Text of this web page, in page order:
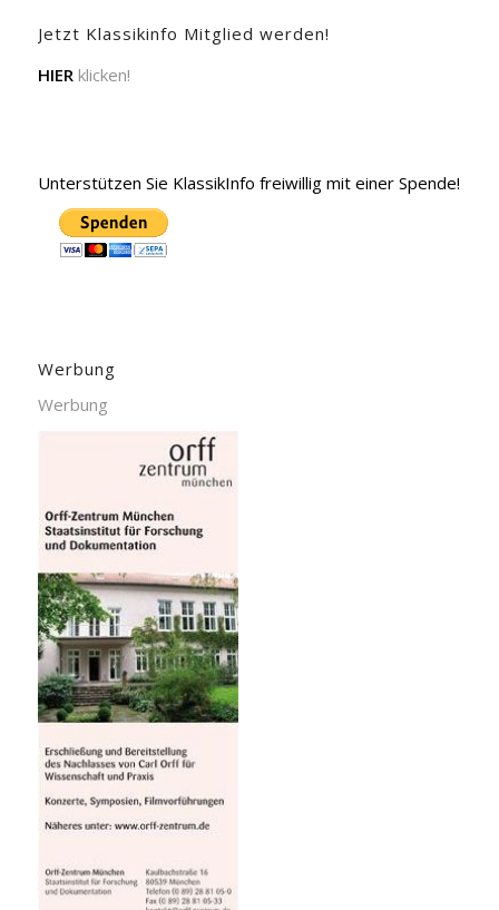
Jetzt Klassikinfo Mitglied werden!
HIER klicken!
Unterstützen Sie KlassikInfo freiwillig mit einer Spende!
Werbung
Werbung